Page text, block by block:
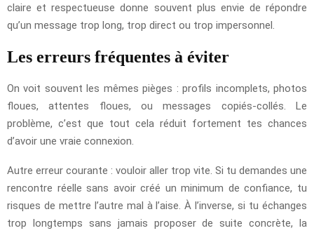
claire et respectueuse donne souvent plus envie de répondre
qu’un message trop long, trop direct ou trop impersonnel.
Les erreurs fréquentes à éviter
On voit souvent les mêmes pièges : profils incomplets, photos
floues, attentes floues, ou messages copiés-collés. Le
problème, c’est que tout cela réduit fortement tes chances
d’avoir une vraie connexion.
Autre erreur courante : vouloir aller trop vite. Si tu demandes une
rencontre réelle sans avoir créé un minimum de confiance, tu
risques de mettre l’autre mal à l’aise. À l’inverse, si tu échanges
trop longtemps sans jamais proposer de suite concrète, la